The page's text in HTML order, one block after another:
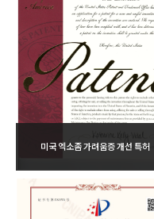
미국 엑소좀 가려움증 개선 특허